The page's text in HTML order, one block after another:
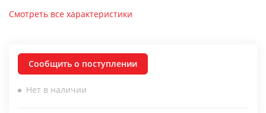
Смотреть все характеристики
Сообщить о поступлении
Нет в наличии